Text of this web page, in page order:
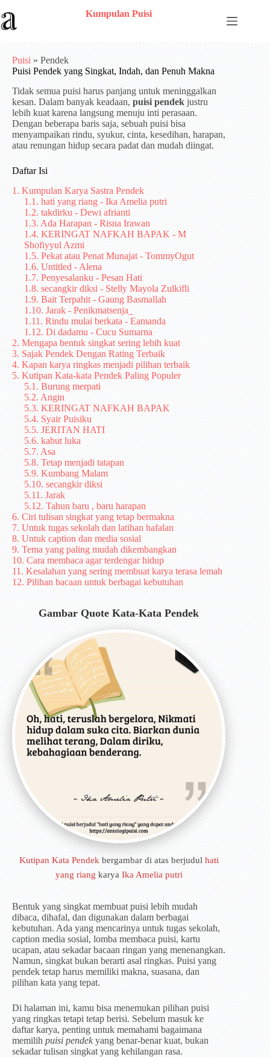
to
content
Kumpulan Puisi
Puisi » Pendek
Puisi Pendek yang Singkat, Indah, dan Penuh Makna
Tidak semua puisi harus panjang untuk meninggalkan
kesan. Dalam banyak keadaan, puisi pendek justru
lebih kuat karena langsung menuju inti perasaan.
Dengan beberapa baris saja, sebuah puisi bisa
menyampaikan rindu, syukur, cinta, kesedihan, harapan,
atau renungan hidup secara padat dan mudah diingat.
Daftar Isi
1. Kumpulan Karya Sastra Pendek
1.1. hati yang riang - Ika Amelia putri
1.2. takdirku - Dewi afrianti
1.3. Ada Harapan - Risna Irawan
1.4. KERINGAT NAFKAH BAPAK - M
Shofiyyul Azmi
1.5. Pekat atau Penat Munajat - TommyOgut
1.6. Untitled - Alena
1.7. Penyesalanku - Pesan Hati
1.8. secangkir diksi - Stelly Mayola Zulkifli
1.9. Bait Terpahit - Gaung Basmallah
1.10. Jarak - Penikmatsenja_
1.11. Rindu mulai berkata - Eamanda
1.12. Di dadamu - Cucu Sumarna
2. Mengapa bentuk singkat sering lebih kuat
3. Sajak Pendek Dengan Rating Terbaik
4. Kapan karya ringkas menjadi pilihan terbaik
5. Kutipan Kata-kata Pendek Paling Populer
5.1. Burung merpati
5.2. Angin
5.3. KERINGAT NAFKAH BAPAK
5.4. Syair Puisiku
5.5. JERITAN HATI
5.6. kabut luka
5.7. Asa
5.8. Tetap menjadi tatapan
5.9. Kumbang Malam
5.10. secangkir diksi
5.11. Jarak
5.12. Tahun baru , baru harapan
6. Ciri tulisan singkat yang tetap bermakna
7. Untuk tugas sekolah dan latihan hafalan
8. Untuk caption dan media sosial
9. Tema yang paling mudah dikembangkan
10. Cara membaca agar terdengar hidup
11. Kesalahan yang sering membuat karya terasa lemah
12. Pilihan bacaan untuk berbagai kebutuhan
Gambar Quote Kata-Kata Pendek
Kutipan Kata Pendek bergambar di atas berjudul hati
yang riang karya Ika Amelia putri
Bentuk yang singkat membuat puisi lebih mudah
dibaca, dihafal, dan digunakan dalam berbagai
kebutuhan. Ada yang mencarinya untuk tugas sekolah,
caption media sosial, lomba membaca puisi, kartu
ucapan, atau sekadar bacaan ringan yang menenangkan.
Namun, singkat bukan berarti asal ringkas. Puisi yang
pendek tetap harus memiliki makna, suasana, dan
pilihan kata yang tepat.
Di halaman ini, kamu bisa menemukan pilihan puisi
yang ringkas tetapi tetap berisi. Sebelum masuk ke
daftar karya, penting untuk memahami bagaimana
memilih puisi pendek yang benar-benar kuat, bukan
sekadar tulisan singkat yang kehilangan rasa.